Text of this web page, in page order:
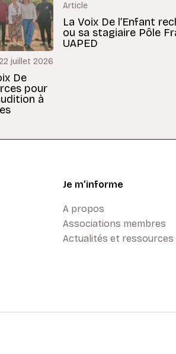
juillet 2026
De
pour
à
Article
La Voix De l’Enfant
ou sa stagiaire Pôle
UAPED
Je m’informe
A propos
Associations membres
Actualités et ressources